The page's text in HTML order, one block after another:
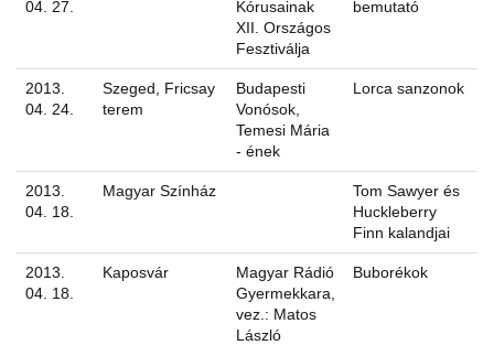
04. 27.
Kórusainak
XII. Országos
Fesztiválja
bemutató
2013.
04. 24.
Szeged, Fricsay
terem
Budapesti
Vonósok,
Temesi Mária
- ének
Lorca sanzonok
2013.
04. 18.
Magyar Színház
Tom Sawyer és
Huckleberry
Finn kalandjai
2013.
04. 18.
Kaposvár
Magyar Rádió
Gyermekkara,
vez.: Matos
László
Buborékok